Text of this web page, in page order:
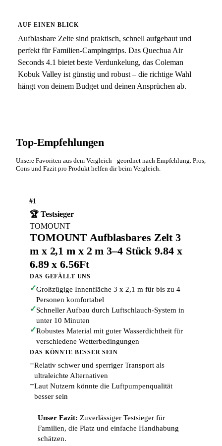
AUF EINEN BLICK
Aufblasbare Zelte sind praktisch, schnell aufgebaut und
perfekt für Familien-Campingtrips. Das Quechua Air
Seconds 4.1 bietet beste Verdunkelung, das Coleman
Kobuk Valley ist günstig und robust – die richtige Wahl
hängt von deinem Budget und deinen Ansprüchen ab.
Top-Empfehlungen
Unsere Favoriten aus dem Vergleich - geordnet nach Empfehlung. Pros,
Cons und Fazit pro Produkt helfen dir beim Vergleich.
#1
🏆 Testsieger
TOMOUNT
TOMOUNT Aufblasbares Zelt 3
m x 2,1 m x 2 m 3–4 Stück 9.84 x
6.89 x 6.56Ft
DAS GEFÄLLT UNS
✓Großzügige Innenfläche 3 x 2,1 m für bis zu 4
Personen komfortabel
✓Schneller Aufbau durch Luftschlauch-System in
unter 10 Minuten
✓Robustes Material mit guter Wasserdichtheit für
verschiedene Wetterbedingungen
DAS KÖNNTE BESSER SEIN
−Relativ schwer und sperriger Transport als
ultraleichte Alternativen
−Laut Nutzern könnte die Luftpumpenqualität
besser sein
Unser Fazit: Zuverlässiger Testsieger für
Familien, die Platz und einfache Handhabung
schätzen.